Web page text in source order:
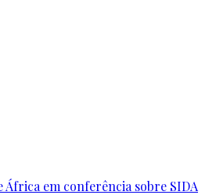
em conferência sobre SIDA